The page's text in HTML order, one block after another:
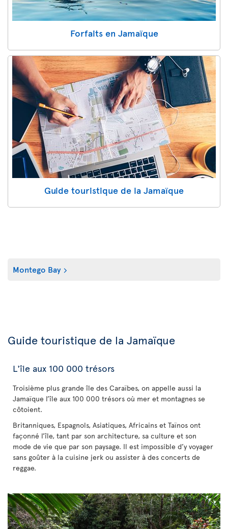
Forfaits en Jamaïque
Guide touristique de la Jamaïque
Montego Bay
Guide touristique de la Jamaïque
L'île aux 100 000 trésors
Troisième plus grande île des Caraïbes, on appelle aussi la
Jamaïque l’île aux 100 000 trésors où mer et montagnes se
côtoient.
Britanniques, Espagnols, Asiatiques, Africains et Taïnos ont
façonné l’île, tant par son architecture, sa culture et son
mode de vie que par son paysage. Il est impossible d’y voyager
sans goûter à la cuisine jerk ou assister à des concerts de
reggae.